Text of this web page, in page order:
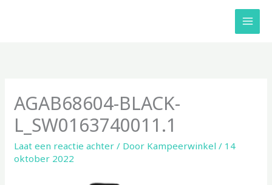
AGAB68604-BLACK-
L_SW0163740011.1
Laat een reactie achter / Door Kampeerwinkel/ 14
oktober 2022